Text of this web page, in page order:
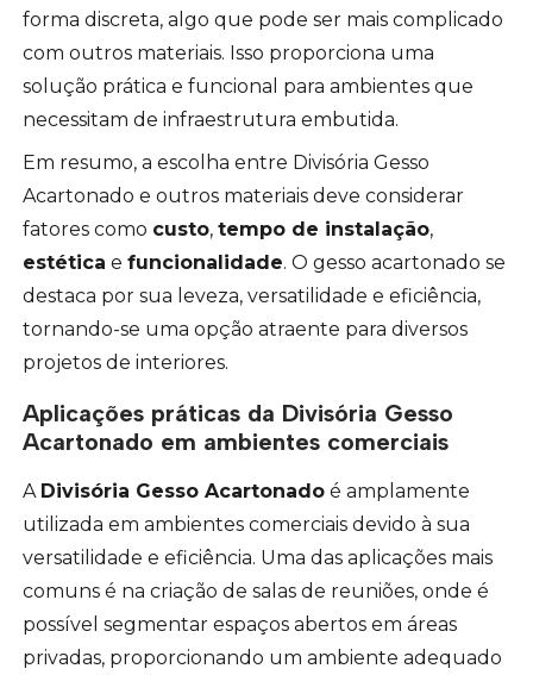
forma discreta, algo que pode ser mais complicado
com outros materiais. Isso proporciona uma
solução prática e funcional para ambientes que
necessitam de infraestrutura embutida.
Em resumo, a escolha entre Divisória Gesso
Acartonado e outros materiais deve considerar
fatores como custo,tempo de instalação,
estética efuncionalidade. O gesso acartonado se
destaca por sua leveza, versatilidade e eficiência,
tornando-se uma opção atraente para diversos
projetos de interiores.
Aplicações práticas da Divisória Gesso
Acartonado em ambientes comerciais
A Divisória Gesso Acartonado é amplamente
utilizada em ambientes comerciais devido à sua
versatilidade e eficiência. Uma das aplicações mais
comuns é na criação de salas de reuniões, onde é
possível segmentar espaços abertos em áreas
privadas, proporcionando um ambiente adequado